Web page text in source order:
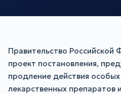
Правительство
проект постановления,
продление действия
лекарственных препаратов